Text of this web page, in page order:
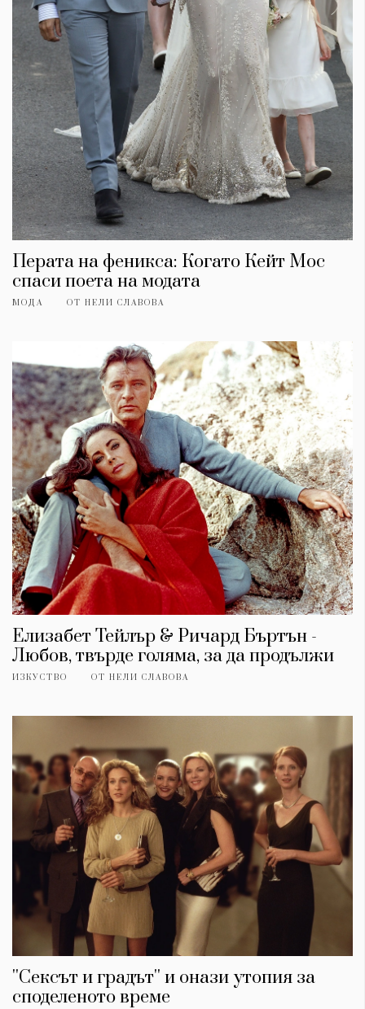
Перата на феникса: Когато Кейт Мос
спаси поета на модата
МОДА ОТ НЕЛИ СЛАВОВА
Елизабет Тейлър & Ричард Бъртън -
Любов, твърде голяма, за да продължи
ИЗКУСТВО ОТ НЕЛИ СЛАВОВА
''Сексът и градът'' и онази утопия за
споделеното време